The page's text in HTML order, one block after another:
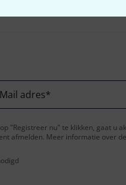
adres*
"Registreer nu" te klikken, gaat u
afmelden. Meer informatie over